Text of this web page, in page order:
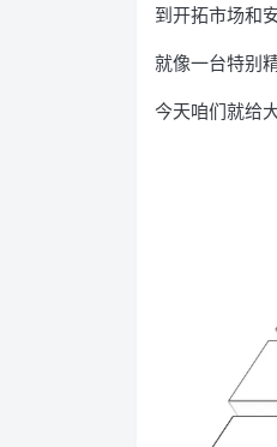
到开拓市场和
就像一台特别
今天咱们就给